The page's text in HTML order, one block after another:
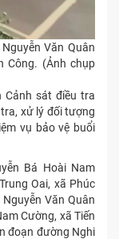
Văn Quân
Công. (Ảnh chụp
Cảnh sát điều tra
xử lý đối tượng
vụ bảo vệ buổi
Bá Hoài Nam
Oai, xã Phúc
Văn Quân
Cường, xã Tiến
đoạn đường Nghi